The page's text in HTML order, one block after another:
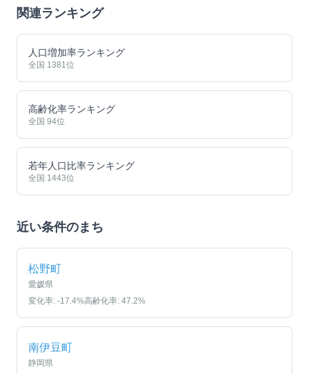
関連ランキング
人口増加率ランキング
全国 1381位
高齢化率ランキング
全国 94位
若年人口比率ランキング
全国 1443位
近い条件のまち
松野町
愛媛県
変化率: -17.4%高齢化率: 47.2%
南伊豆町
静岡県